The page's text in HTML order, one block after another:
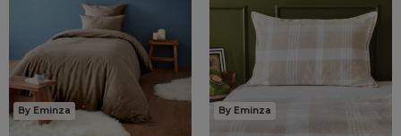
By Eminza By Eminza